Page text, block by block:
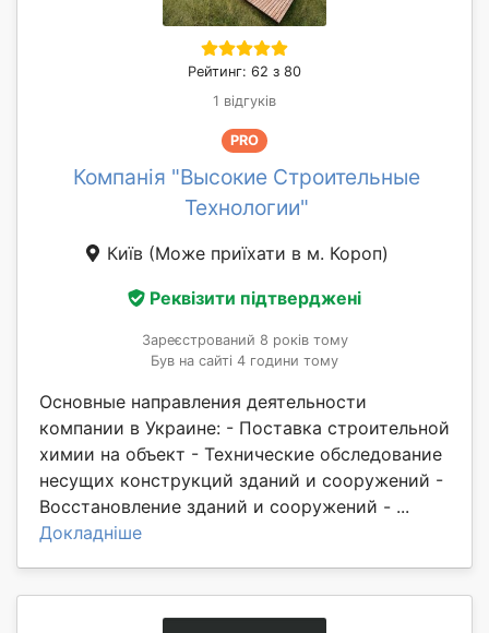
Рейтинг: 62 з 80
1 відгуків
PRO
Компанія "Высокие Строительные
Технологии"
Київ (Може приїхати в м. Короп)
Реквізити підтверджені
Зареєстрований 8 років тому
Був на сайті 4 години тому
Основные направления деятельности
компании в Украине: - Поставка строительной
химии на объект - Технические обследование
несущих конструкций зданий и сооружений -
Восстановление зданий и сооружений - ...
Докладніше